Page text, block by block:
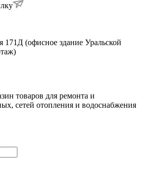
171Д (офисное здание Уральской
товаров для ремонта и
сетей отопления и водоснабжения